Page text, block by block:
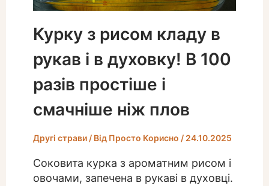
Курку з рисом кладу в
рукав і в духовку! В 100
разів простіше і
смачніше ніж плов
Другі страви/ Від Просто Корисно / 24.10.2025
Соковита курка з ароматним рисом і
овочами, запечена в рукаві в духовці.